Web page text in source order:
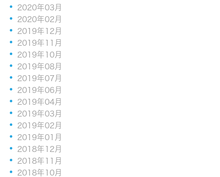
2020年03月
2020年02月
2019年12月
2019年11月
2019年10月
2019年08月
2019年07月
2019年06月
2019年04月
2019年03月
2019年02月
2019年01月
2018年12月
2018年11月
2018年10月